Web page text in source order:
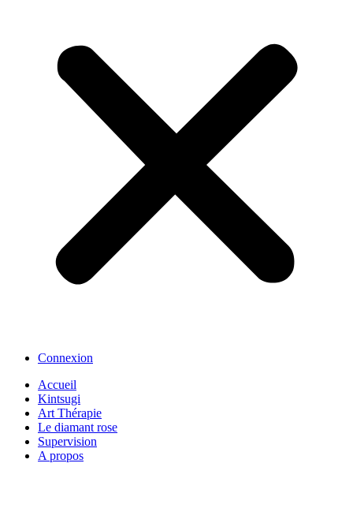
Connexion
Accueil
Kintsugi
Art Thérapie
Le diamant rose
Supervision
A propos